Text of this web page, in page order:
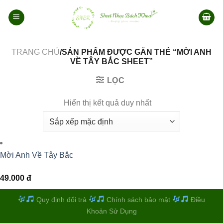
qua
TRANG CHỦ/SẢN PHẨM ĐƯỢC GẮN THẺ “MỜI ANH
VỀ TÂY BẮC SHEET”
LỌC
Hiển thị kết quả duy nhất
Mời Anh Về Tây Bắc
49.000 đ
Quy định đổi trả Chính sách bảo mật
Điều
Khoản Sử Dụng